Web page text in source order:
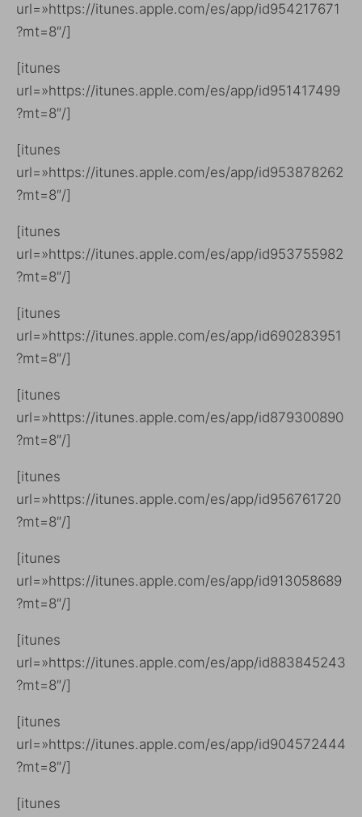
url=»https://itunes.apple.com/es/app/id954217671
?mt=8″/]
[itunes
url=»https://itunes.apple.com/es/app/id951417499
?mt=8″/]
[itunes
url=»https://itunes.apple.com/es/app/id953878262
?mt=8″/]
[itunes
url=»https://itunes.apple.com/es/app/id953755982
?mt=8″/]
[itunes
url=»https://itunes.apple.com/es/app/id690283951
?mt=8″/]
[itunes
url=»https://itunes.apple.com/es/app/id879300890
?mt=8″/]
[itunes
url=»https://itunes.apple.com/es/app/id956761720
?mt=8″/]
[itunes
url=»https://itunes.apple.com/es/app/id913058689
?mt=8″/]
[itunes
url=»https://itunes.apple.com/es/app/id883845243
?mt=8″/]
[itunes
url=»https://itunes.apple.com/es/app/id904572444
?mt=8″/]
[itunes